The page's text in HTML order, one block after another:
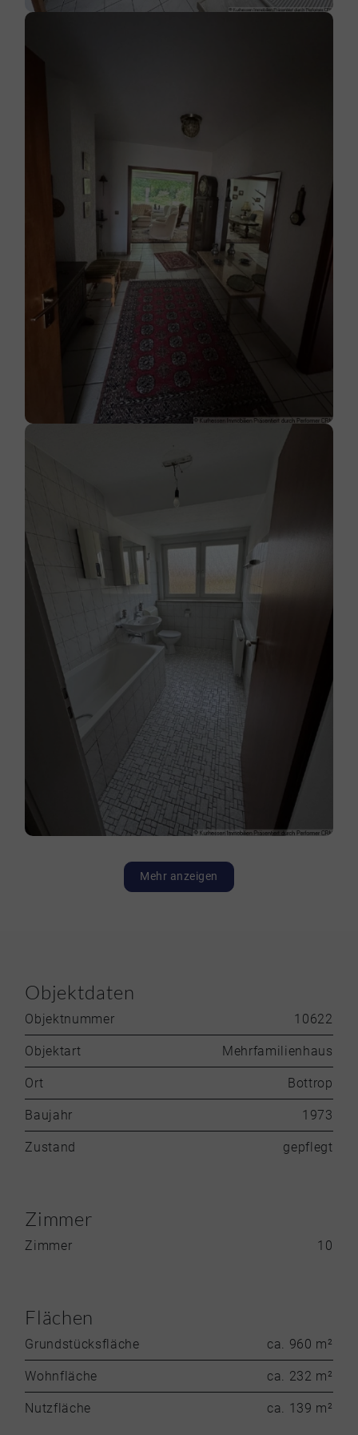
Mehr anzeigen
Objektdaten
Objektnummer 10622
Objektart Mehrfamilienhaus
Ort Bottrop
Baujahr 1973
Zustand gepflegt
Zimmer
Zimmer 10
Flächen
Grundstücksfläche ca. 960 m²
Wohnfläche ca. 232 m²
Nutzfläche ca. 139 m²